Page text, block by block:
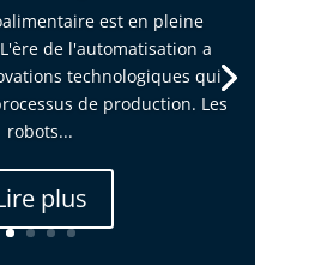
est en pleine
de l'automatisation a
technologiques qui
de production. Les
robots...
plus